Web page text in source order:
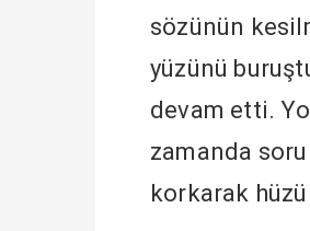
sözünün
yüzünü
devam etti.
zamanda
korkarak